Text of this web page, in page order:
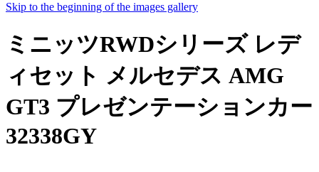
Skip to the beginning of the images gallery
ミニッツRWDシリーズ レデ
ィセット メルセデス AMG
GT3 プレゼンテーションカー
32338GY